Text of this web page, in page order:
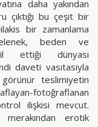
daha yakından
çıktığı bu çeşit bir
bir zamanlama
beden ve
ettiği dünyası
daveti vasıtasıyla
teslimiyetin
fotoğraflanan
ilişkisi mevcut.
erotik